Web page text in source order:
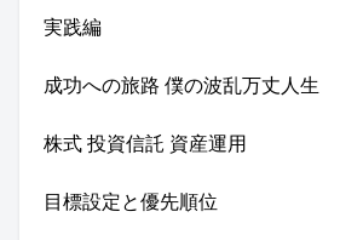
実践編
成功への旅路 僕の波乱万丈人生
株式 投資信託 資産運用
目標設定と優先順位